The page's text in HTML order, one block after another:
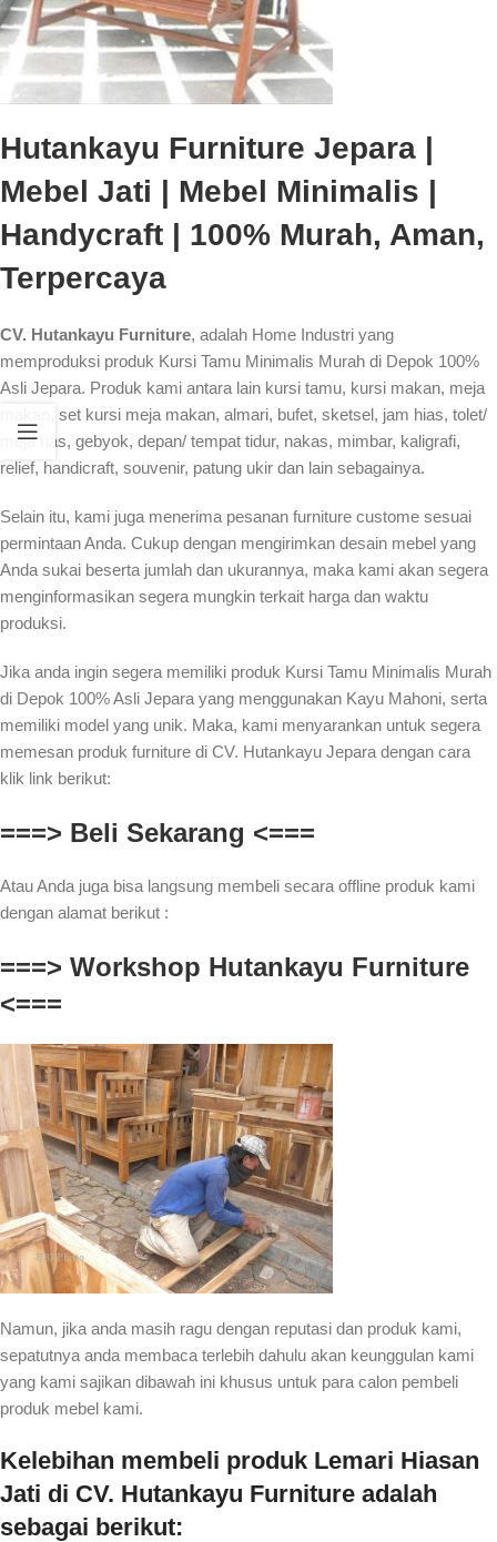
Hutankayu Furniture Jepara |
Mebel Jati | Mebel Minimalis |
Handycraft | 100% Murah, Aman,
Terpercaya
CV. Hutankayu Furniture, adalah Home Industri yang
memproduksi produk Kursi Tamu Minimalis Murah di Depok 100%
Asli Jepara. Produk kami antara lain kursi tamu, kursi makan, meja
makan, set kursi meja makan, almari, bufet, sketsel, jam hias, tolet/
meja rias, gebyok, depan/ tempat tidur, nakas, mimbar, kaligrafi,
relief, handicraft, souvenir, patung ukir dan lain sebagainya.
Selain itu, kami juga menerima pesanan furniture custome sesuai
permintaan Anda. Cukup dengan mengirimkan desain mebel yang
Anda sukai beserta jumlah dan ukurannya, maka kami akan segera
menginformasikan segera mungkin terkait harga dan waktu
produksi.
Jika anda ingin segera memiliki produk Kursi Tamu Minimalis Murah
di Depok 100% Asli Jepara yang menggunakan Kayu Mahoni, serta
memiliki model yang unik. Maka, kami menyarankan untuk segera
memesan produk furniture di CV. Hutankayu Jepara dengan cara
klik link berikut:
===> Beli Sekarang <===
Atau Anda juga bisa langsung membeli secara offline produk kami
dengan alamat berikut :
===> Workshop Hutankayu Furniture
<===
Namun, jika anda masih ragu dengan reputasi dan produk kami,
sepatutnya anda membaca terlebih dahulu akan keunggulan kami
yang kami sajikan dibawah ini khusus untuk para calon pembeli
produk mebel kami.
Kelebihan membeli produk Lemari Hiasan
Jati di CV. Hutankayu Furniture adalah
sebagai berikut: